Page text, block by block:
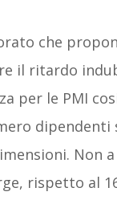
che
il ritardo
per le PMI
dipendenti
Non
rispetto al